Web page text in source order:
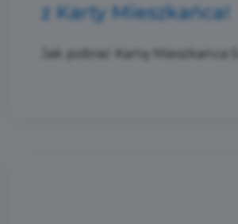
z Karty Mieszkańca!
Jak pobrać Kartę Mieszkańca